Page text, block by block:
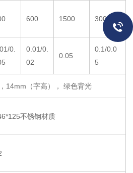
600 1500 3000
0.
0.01/0.
02
0.05
0.1/0.0
5
14mm（字高）， 绿色背光
不锈钢材质